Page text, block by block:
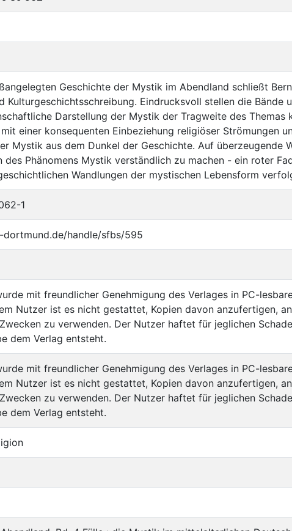
Geschichte der Mystik im Abendland schließt
Kulturgeschichtsschreibung. Eindrucksvoll stellen die Bände
Darstellung der Mystik der Tragweite des Themas
einer konsequenten Einbeziehung religiöser Strömungen
Mystik aus dem Dunkel der Geschichte. Auf überzeugende
des Phänomens Mystik verständlich zu machen - ein roter
Wandlungen der mystischen Lebensform
1
handle/sfbs/595
mit freundlicher Genehmigung des Verlages in PC-
Nutzer ist es nicht gestattet, Kopien davon anzufertigen,
zu verwenden. Der Nutzer haftet für jeglichen
dem Verlag entsteht.
mit freundlicher Genehmigung des Verlages in PC-
Nutzer ist es nicht gestattet, Kopien davon anzufertigen,
zu verwenden. Der Nutzer haftet für jeglichen
dem Verlag entsteht.